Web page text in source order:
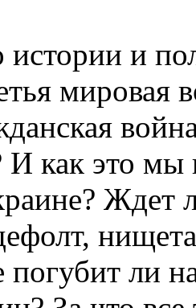
и
мировая
И как это мы
Ждет
погубит ли